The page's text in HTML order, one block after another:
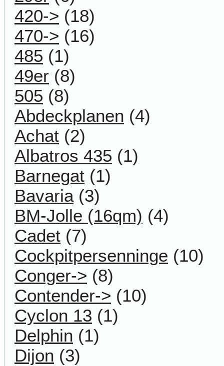
420-> (18)
470-> (16)
485 (1)
49er (8)
505 (8)
Abdeckplanen (4)
Achat (2)
Albatros 435 (1)
Barnegat (1)
Bavaria (3)
BM-Jolle (16qm) (4)
Cadet (7)
Cockpitpersenninge (10)
Conger-> (8)
Contender-> (10)
Cyclon 13 (1)
Delphin (1)
Dijon (3)